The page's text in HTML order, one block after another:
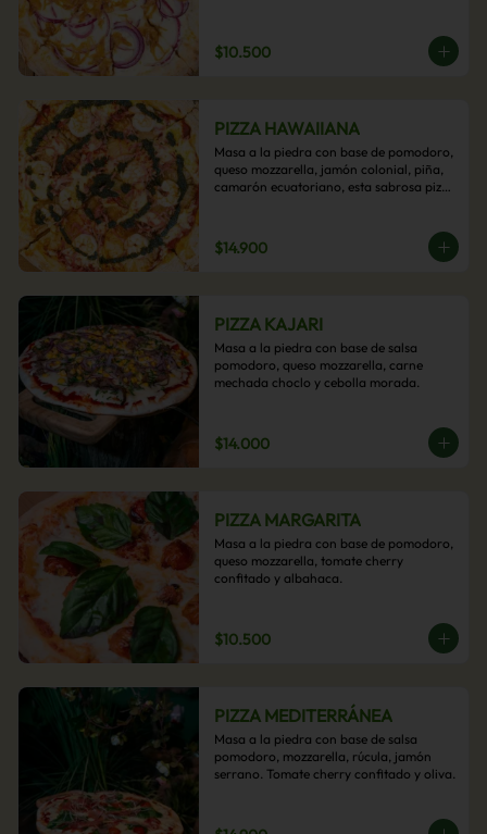
$10.500
PIZZA HAWAIIANA
Masa a la piedra con base de pomodoro,
queso mozzarella, jamón colonial, piña,
camarón ecuatoriano, esta sabrosa pizza
$14.900
PIZZA KAJARI
Masa a la piedra con base de salsa
pomodoro, queso mozzarella, carne
mechada choclo y cebolla morada.
$14.000
PIZZA MARGARITA
Masa a la piedra con base de pomodoro,
queso mozzarella, tomate cherry
confitado y albahaca.
$10.500
PIZZA MEDITERRÁNEA
Masa a la piedra con base de salsa
pomodoro, mozzarella, rúcula, jamón
serrano. Tomate cherry confitado y oliva.